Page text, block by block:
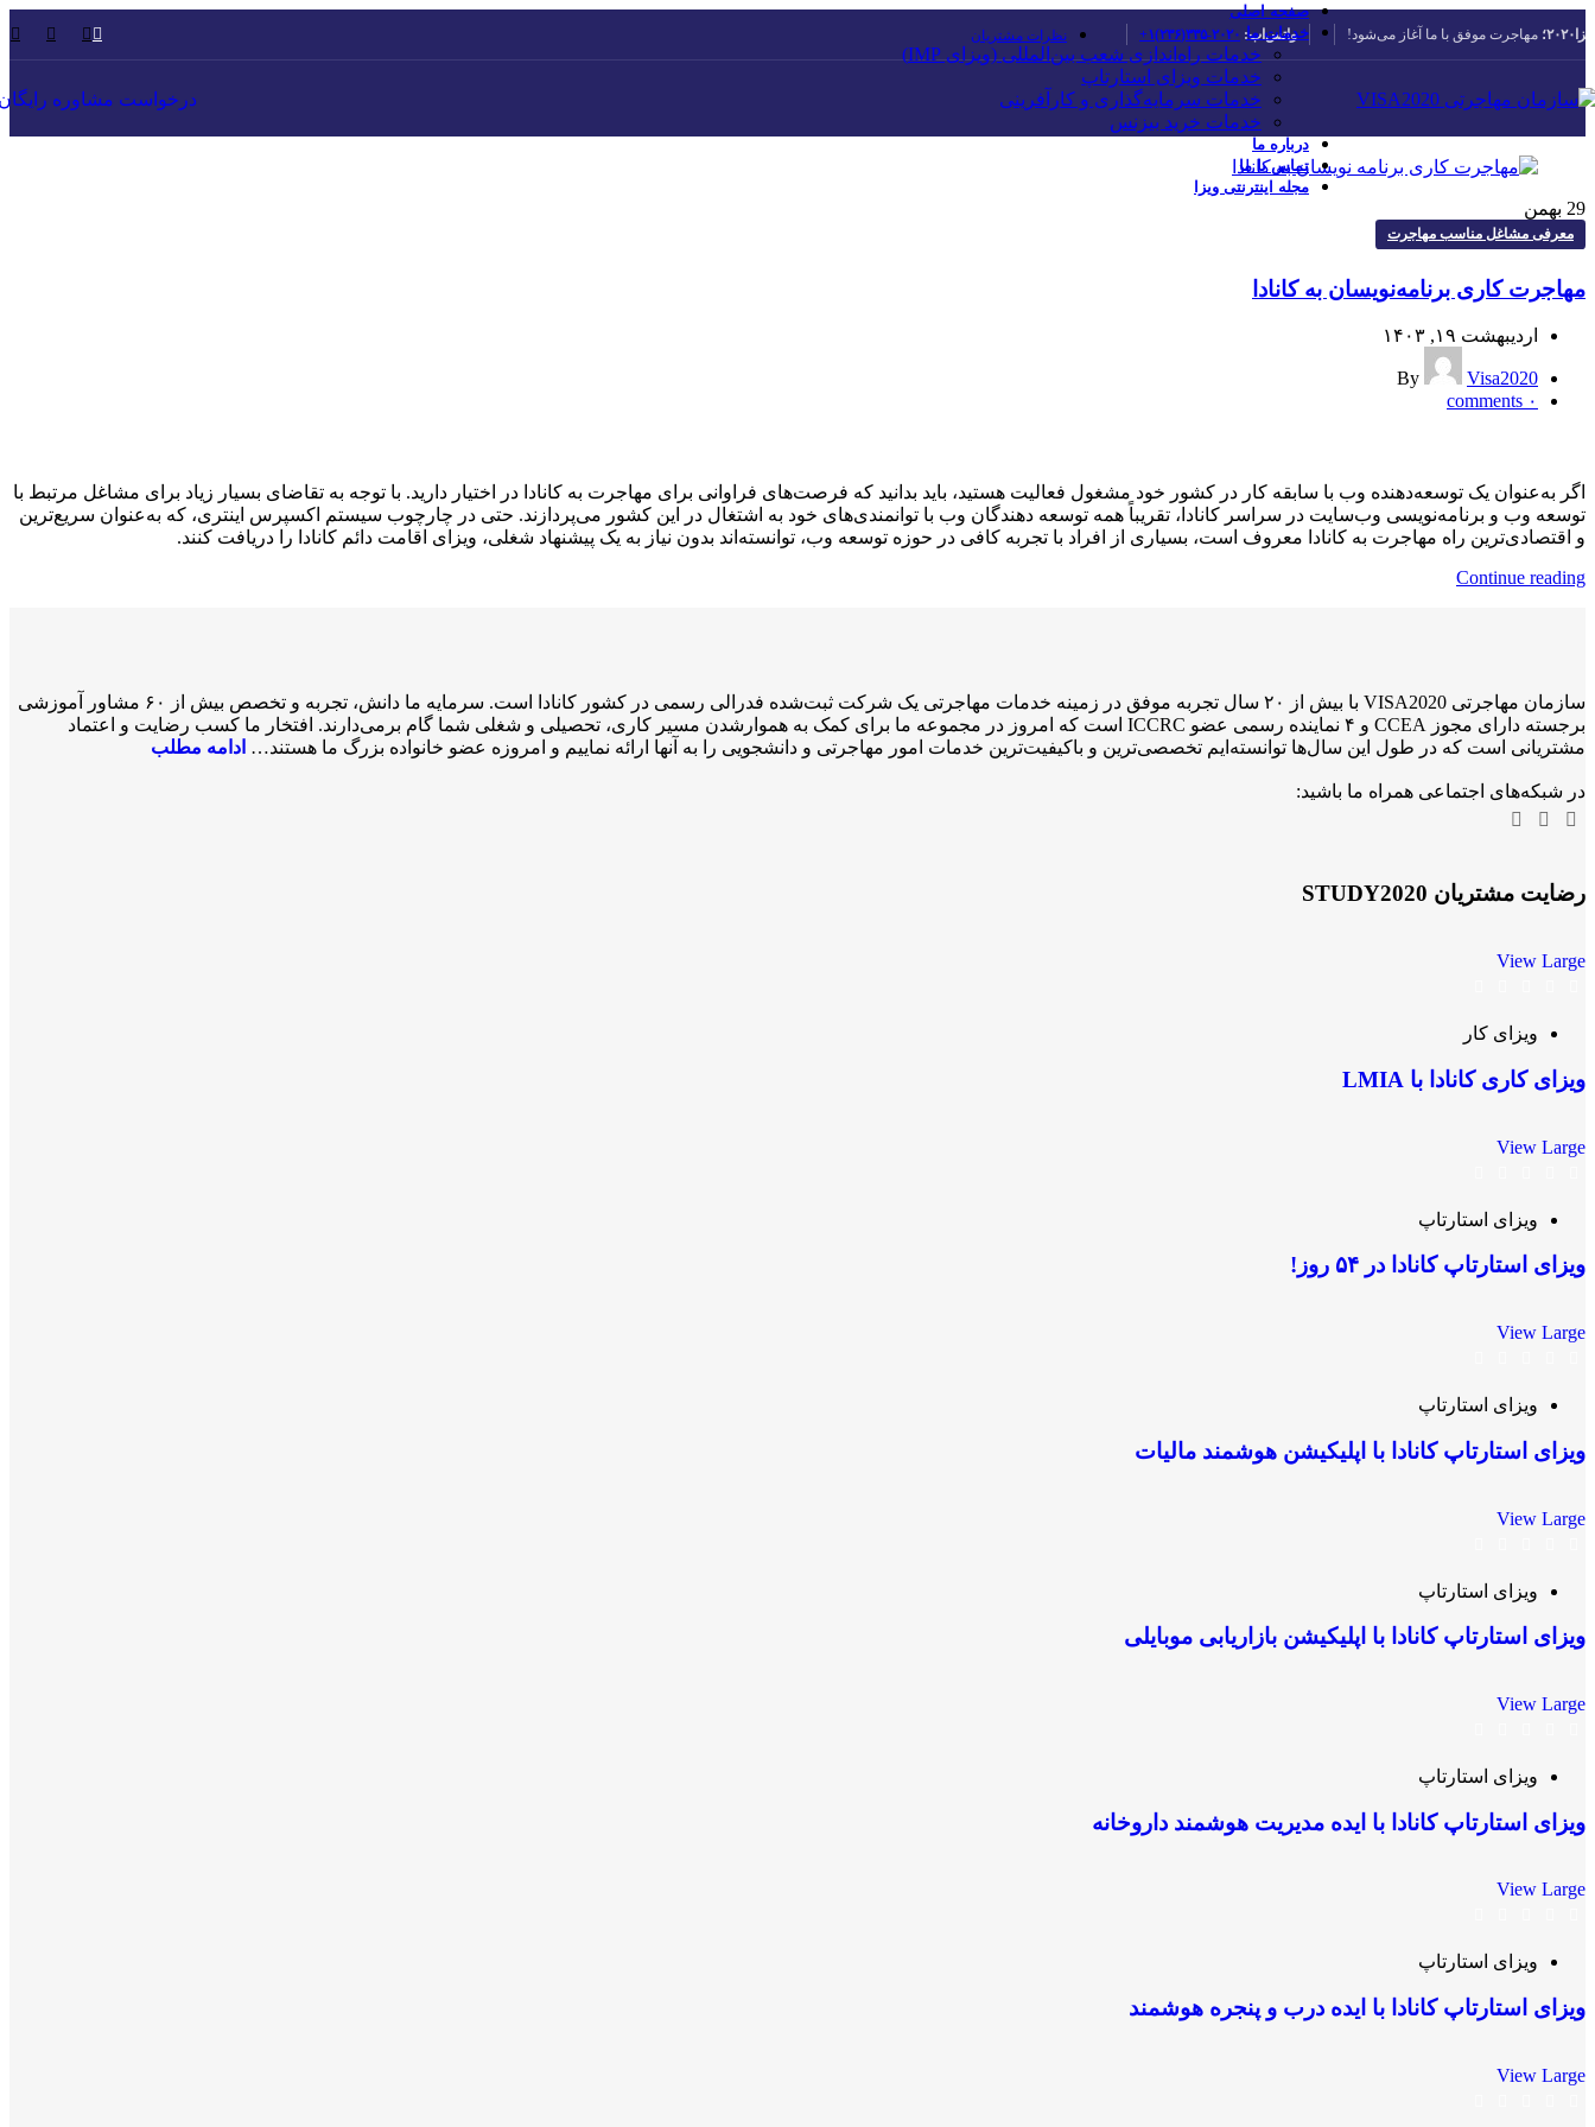
مهاجرت موفق با ما آغاز می‌شود! واتس‌اپ: ۲۰۲۰-۳۳۵(۲۳۶)۱+ نظرات مشتریان
صفحه اصلی
خدمات ما
خدمات راه‌اندازی شعب بین‌المللی (ویزای IMP)
خدمات ویزای استارتاپ
خدمات سرمایه‌گذاری و کارآفرینی
خدمات خرید بیزنس
درباره ما
تماس با ما
مجله اینترنتی ویزا
درخواست مشاوره
29 بهمن
معرفی مشاغل مناسب مهاجرت
مهاجرت کاری برنامه‌‌‌نویسان به کانادا
اردیبهشت ۱۹, ۱۴۰۳
By
Visa2020
۰ comments
اگر به‌عنوان یک توسعه‌دهنده وب با سابقه کار در کشور خود مشغول فعالیت هستید، باید بدانید که فرصت‌های فراوانی برای مهاجرت به کانادا در اختیار دارید. با توجه به تقاضای بسیار زیاد برای مشاغل مرتبط با
توسعه وب و برنامه‌نویسی وب‌سایت در سراسر کانادا، تقریباً همه توسعه دهندگان وب با توانمندی‌های خود به اشتغال در این کشور می‌پردازند. حتی در چارچوب سیستم اکسپرس اینتری، که به‌عنوان سریع‌ترین
و اقتصادی‌ترین راه مهاجرت به کانادا معروف است، بسیاری از افراد با تجربه کافی در حوزه توسعه وب، توانسته‌اند بدون نیاز به یک پیشنهاد شغلی، ویزای اقامت دائم کانادا را دریافت کنند.
Continue reading
سازمان مهاجرتی VISA2020 با بیش از ۲۰ سال تجربه موفق در زمینه خدمات مهاجرتی یک شرکت ثبت‌شده فدرالی رسمی در کشور کانادا است. سرمایه ما دانش، تجربه و تخصص بیش از ۶۰ مشاور آموزشی
برجسته دارای مجوز CCEA و ۴ نماینده رسمی عضو ICCRC است که امروز در مجموعه ما برای کمک به هموارشدن مسیر کاری، تحصیلی و شغلی شما گام برمی‌دارند. افتخار ما کسب رضایت و اعتماد
مشتریانی است که در طول این سال‌ها توانسته‌ایم تخصصی‌ترین و باکیفیت‌ترین خدمات امور مهاجرتی و دانشجویی را به آنها ارائه نماییم و امروزه عضو خانواده بزرگ ما هستند… ادامه مطلب
در شبکه‌های اجتماعی همراه ما باشید:
رضایت مشتریان STUDY2020
View Large
ویزای کار
ویزای کاری کانادا با LMIA
View Large
ویزای استارتاپ
ویزای استارتاپ کانادا در ۵۴ روز!
View Large
ویزای استارتاپ
ویزای استارتاپ کانادا با اپلیکیشن هوشمند مالیات
View Large
ویزای استارتاپ
ویزای استارتاپ کانادا با اپلیکیشن بازاریابی موبایلی
View Large
ویزای استارتاپ
ویزای استارتاپ کانادا با ایده مدیریت هوشمند داروخانه
View Large
ویزای استارتاپ
ویزای استارتاپ کانادا با ایده درب و پنجره هوشمند
View Large